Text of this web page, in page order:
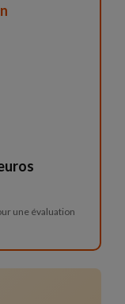
une évaluation